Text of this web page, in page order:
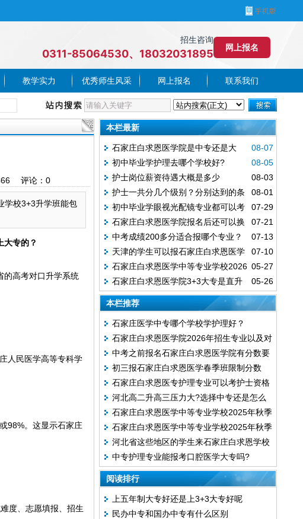
招生咨询
0311-85064530、18032031895
网上报名
教学实力 优秀师生风采 网上报名 联系我们
评论： 0
学校3+3升学班能包
大专的？
的高考对口升学系统
人民医学高等专科学
98%。这显示石家庄
度、志愿填报、招生
本栏最新
08-07
石家庄白求恩医学院是中专还是大
专?
08-05
初中毕业学护理去哪个学校好?
08-03
护士岗位薪资待遇大概是多少
08-01
护士一共分几个级别？分别达到的条
件是什么？
07-29
初中毕业学眼视光配镜专业都可以考
哪些证书？
07-21
石家庄白求恩医学院报名后还可以换
专业吗?
07-13
中考成绩200多分适合报哪个专业？
能考大专吗
07-10
天津的学生可以报石家庄白求恩医学
中等专业学校吗?
05-27
石家庄白求恩医学中等专业学校2026
年秋季招生常见问题汇总
05-26
石家庄白求恩医学院3+3大专是直升
的吗？
本栏推荐
石家庄医学中专哪个学校学护理好？
石家庄白求恩医学院2026年招生专业以及对
口专业
中考之前报名石家庄白求恩医学院有分数要
求吗？
初三报石家庄白求恩医学春季班限制分数
吗？无中考能报吗？
石家庄白求恩医专护理专业可以考护士资格
证吗?
河北高二升高三压力大?选择中专还是怎么
办？
石家庄白求恩医学中等专业学校2025年秋季
录取分数线
石家庄白求恩医学中等专业学校2025年秋季
报名方式全攻略
河北省这些地区的学生来石家庄白求恩学校
上学每年优惠4300！
中专护理专业能报考口腔医学大专吗?
阅读排行
上五年制大专好还是上3+3大专好呢
民办中专和国办中专有什么区别